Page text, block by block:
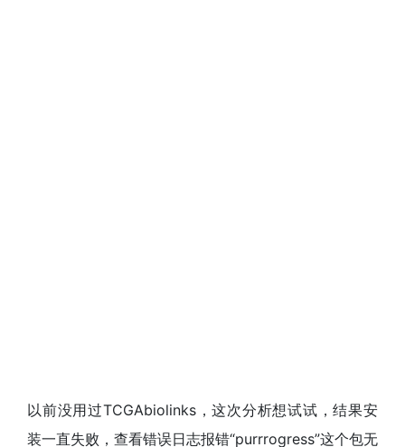
以前没用过TCGAbiolinks，这次分析想试试，结果安
装一直失败，查看错误日志报错“purrrogress”这个包无